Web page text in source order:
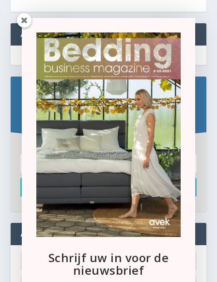
ABONNEREN
Blijf op de hoogte!
Schrijf u hier in voor de gratis e-newsletter.
Inschrijven
ADMIN
Schrijf uw in voor de
nieuwsbrief